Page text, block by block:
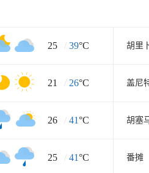
25 / 39°C 胡里
21 / 26°C 盖尼
26 / 41°C 胡塞
25 / 41°C 番摊